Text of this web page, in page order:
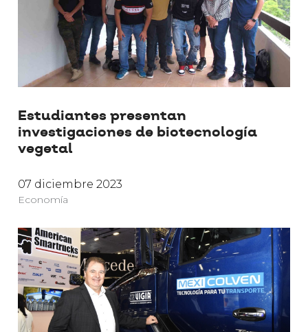
Estudiantes presentan
investigaciones de biotecnología
vegetal
07 diciembre 2023
Economía